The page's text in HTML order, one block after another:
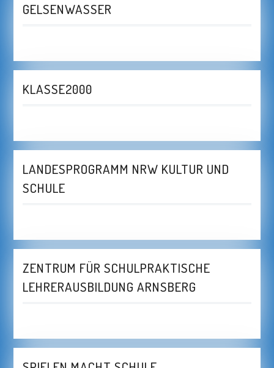
GELSENWASSER
KLASSE2000
LANDESPROGRAMM NRW KULTUR UND
SCHULE
ZENTRUM FÜR SCHULPRAKTISCHE
LEHRERAUSBILDUNG ARNSBERG